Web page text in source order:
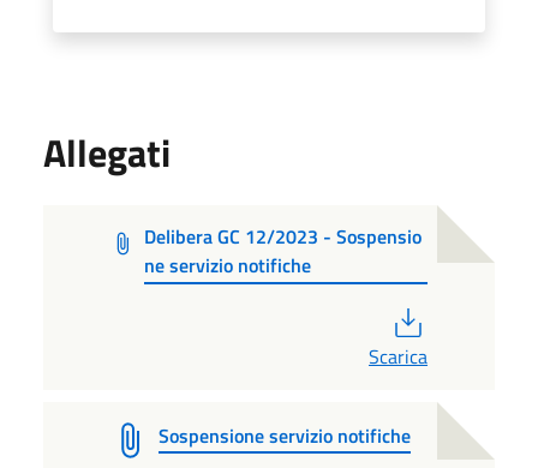
Allegati
Delibera GC 12/2023 - Sospensio
ne servizio notifiche
Scarica
Sospensione servizio notifiche